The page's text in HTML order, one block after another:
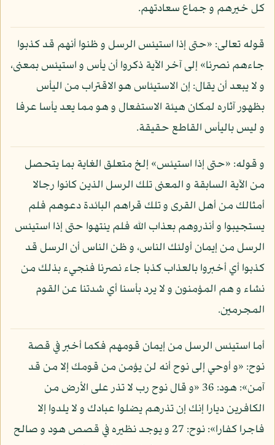
كل خيرهم و جماع سعادتهم.
قوله تعالى: «حتى إذا استيئس الرسل و ظنوا أنهم قد كذبوا
جاءهم نصرنا» إلى آخر الآية ذكروا أن يأس و استيئس بمعنى،
و لا يبعد أن يقال: إن الاستيئاس هو الاقتراب من اليأس
بظهور آثاره لمكان هيئة الاستفعال و هو مما يعد يأسا عرفا
و ليس باليأس القاطع حقيقة.
و قوله: «حتى إذا استيئس» إلخ متعلق الغاية بما يتحصل
من الآية السابقة و المعنى تلك الرسل الذين كانوا رجالا
أمثالك من أهل القرى و تلك قراهم البائدة دعوهم فلم
يستجيبوا و أنذروهم بعذاب الله فلم ينتهوا حتى إذا استيئس
الرسل من إيمان أولئك الناس، و ظن الناس أن الرسل قد
كذبوا أي أخبروا بالعذاب كذبا جاء نصرنا فنجيء بذلك من
نشاء و هم المؤمنون و لا يرد بأسنا أي شدتنا عن القوم
المجرمين.
أما استيئس الرسل من إيمان قومهم فكما أخبر في قصة
نوح: «و أوحي إلى نوح أنه لن يؤمن من قومك إلا من قد
آمن»: هود: 36 «و قال نوح رب لا تذر على الأرض من
الكافرين ديارا إنك إن تذرهم يضلوا عبادك و لا يلدوا إلا
فاجرا كفارا»: نوح: 27 و يوجد نظيره في قصص هود و صالح